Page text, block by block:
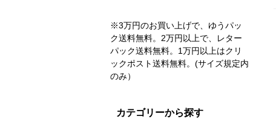
※3万円のお買い上げで、ゆうパッ
ク送料無料。2万円以上で、レター
パック送料無料。1万円以上はクリ
ックポスト送料無料。(サイズ規定内
のみ）
カテゴリーから探す